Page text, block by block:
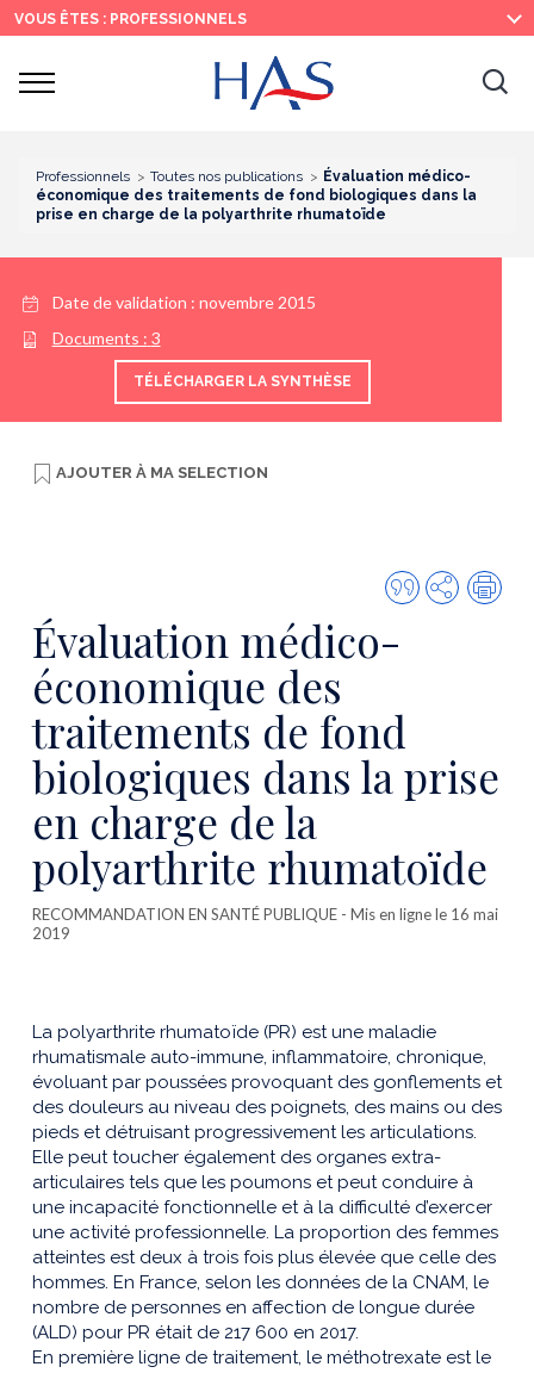
Recherche
Menu
principal
Contenu
principal
VOUS ÊTES : PROFESSIONNELS
Ouvrir
Professionnels Toutes nos publications
Évaluation médico-
économique des traitements de fond biologiques dans la
prise en charge de la polyarthrite rhumatoïde
Date de validation : novembre 2015
Documents : 3
TÉLÉCHARGER LA SYNTHÈSE
AJOUTER À MA SELECTION
Citer
cette
Partager
Évaluation médico-
économique des
traitements de fond
biologiques dans la prise
en charge de la
polyarthrite rhumatoïde
RECOMMANDATION EN SANTÉ PUBLIQUE - Mis en ligne le 16 mai
2019
La polyarthrite rhumatoïde (PR) est une maladie
rhumatismale auto-immune, inflammatoire, chronique,
évoluant par poussées provoquant des gonflements et
des douleurs au niveau des poignets, des mains ou des
pieds et détruisant progressivement les articulations.
Elle peut toucher également des organes extra-
articulaires tels que les poumons et peut conduire à
une incapacité fonctionnelle et à la difficulté d’exercer
une activité professionnelle. La proportion des femmes
atteintes est deux à trois fois plus élevée que celle des
hommes. En France, selon les données de la CNAM, le
nombre de personnes en affection de longue durée
(ALD) pour PR était de 217 600 en 2017.
En première ligne de traitement, le méthotrexate est le